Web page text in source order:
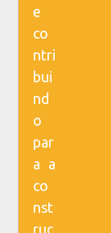
e
co
ntri
bui
nd
o
par
a a
co
nst
ruç